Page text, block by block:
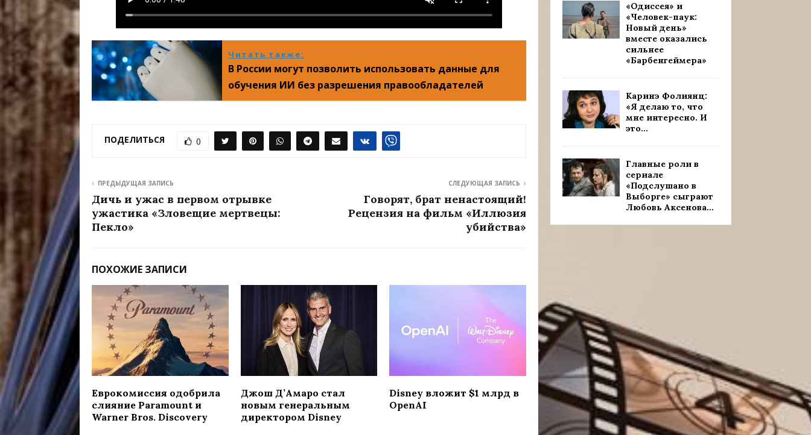
Читать также:
В России могут позволить использовать данные для
обучения ИИ без разрешения правообладателей
ПОДЕЛИТЬСЯ 0
ПРЕДЫДУЩАЯ ЗАПИСЬ
Дичь и ужас в первом отрывке
ужастика «Зловещие мертвецы:
Пекло»
СЛЕДУЮЩАЯ ЗАПИСЬ
Говорят, брат ненастоящий!
Рецензия на фильм «Иллюзия
убийства»
ПОХОЖИЕ ЗАПИСИ
Еврокомиссия одобрила
слияние Paramount и
Warner Bros. Discovery
Джош Д’Амаро стал
новым генеральным
директором Disney
Disney вложит $1 млрд в
OpenAI
«Одиссея» и
«Человек-паук:
Новый день»
вместе оказались
сильнее
«Барбенгеймера»
Каринэ Фолиянц:
«Я делаю то, что
мне интересно. И
это...
Главные роли в
сериале
«Подслушано в
Выборге» сыграют
Любовь Аксенова...